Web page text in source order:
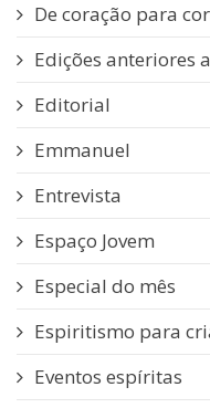
De coração para
Edições anteriores
Editorial
Emmanuel
Entrevista
Espaço Jovem
Especial do mês
Espiritismo para
Eventos espíritas